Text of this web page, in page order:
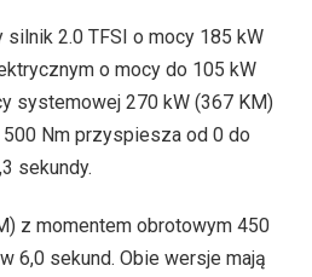
silnik 2.0 TFSI o mocy 185 kW
o mocy do 105 kW
systemowej 270 kW (367 KM)
Nm przyspiesza od 0 do
sekundy.
z momentem obrotowym 450
6,0 sekund. Obie wersje mają